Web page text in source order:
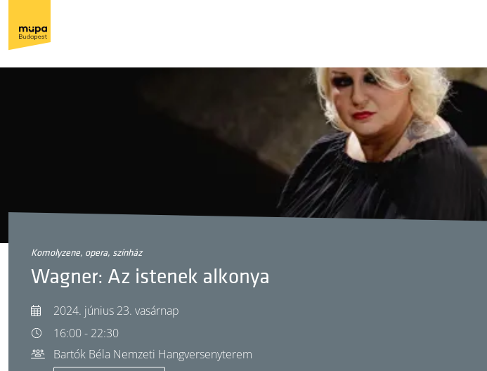
komolyzene, opera, színház
Wagner: Az istenek alkonya
2024. június 23. vasárnap
16:00 - 22:30
Bartók Béla Nemzeti Hangversenyterem